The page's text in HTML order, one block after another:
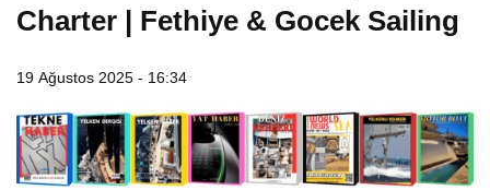
Charter | Fethiye & Gocek Sailing
19 Ağustos 2025 - 16:34